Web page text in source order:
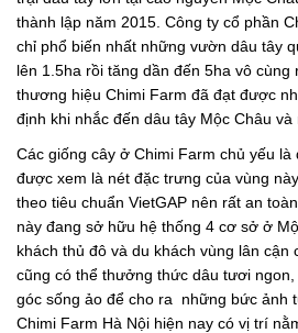
thành lập năm 2015. Công ty cổ phần
chỉ phổ biến nhất những vườn dâu tây
lên 1.5ha rồi tăng dần đến 5ha vô
thương hiệu Chimi Farm đã đạt được
định khi nhắc đến dâu tây Mộc Châu và
Các giống cây ở Chimi Farm chủ yếu
được xem là nét đặc trưng của vùng
theo tiêu chuẩn VietGAP nên rất an
này đang sở hữu hệ thống 4 cơ sở ở
khách thủ đô và du khách vùng lân cận
cũng có thể thưởng thức dâu tươi
góc sống ảo để cho ra những bức ảnh
Chimi Farm Hà Nội hiện nay có vị trí